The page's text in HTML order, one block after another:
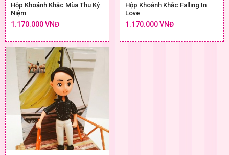
Hộp Khoảnh Khắc Mùa Thu Kỷ
Niệm
1.170.000 VNĐ
Hộp Khoảnh Khắc Falling In
Love
1.170.000 VNĐ